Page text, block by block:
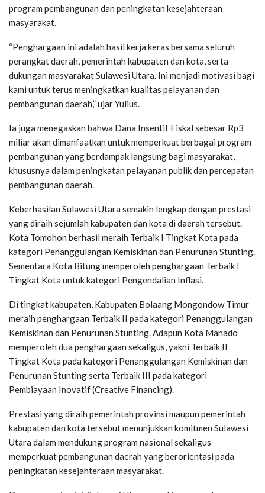
program pembangunan dan peningkatan kesejahteraan
masyarakat.
“Penghargaan ini adalah hasil kerja keras bersama seluruh
perangkat daerah, pemerintah kabupaten dan kota, serta
dukungan masyarakat Sulawesi Utara. Ini menjadi motivasi bagi
kami untuk terus meningkatkan kualitas pelayanan dan
pembangunan daerah,” ujar Yulius.
Ia juga menegaskan bahwa Dana Insentif Fiskal sebesar Rp3
miliar akan dimanfaatkan untuk memperkuat berbagai program
pembangunan yang berdampak langsung bagi masyarakat,
khususnya dalam peningkatan pelayanan publik dan percepatan
pembangunan daerah.
Keberhasilan Sulawesi Utara semakin lengkap dengan prestasi
yang diraih sejumlah kabupaten dan kota di daerah tersebut.
Kota Tomohon berhasil meraih Terbaik I Tingkat Kota pada
kategori Penanggulangan Kemiskinan dan Penurunan Stunting.
Sementara Kota Bitung memperoleh penghargaan Terbaik I
Tingkat Kota untuk kategori Pengendalian Inflasi.
Di tingkat kabupaten, Kabupaten Bolaang Mongondow Timur
meraih penghargaan Terbaik II pada kategori Penanggulangan
Kemiskinan dan Penurunan Stunting. Adapun Kota Manado
memperoleh dua penghargaan sekaligus, yakni Terbaik II
Tingkat Kota pada kategori Penanggulangan Kemiskinan dan
Penurunan Stunting serta Terbaik III pada kategori
Pembiayaan Inovatif (Creative Financing).
Prestasi yang diraih pemerintah provinsi maupun pemerintah
kabupaten dan kota tersebut menunjukkan komitmen Sulawesi
Utara dalam mendukung program nasional sekaligus
memperkuat pembangunan daerah yang berorientasi pada
peningkatan kesejahteraan masyarakat.